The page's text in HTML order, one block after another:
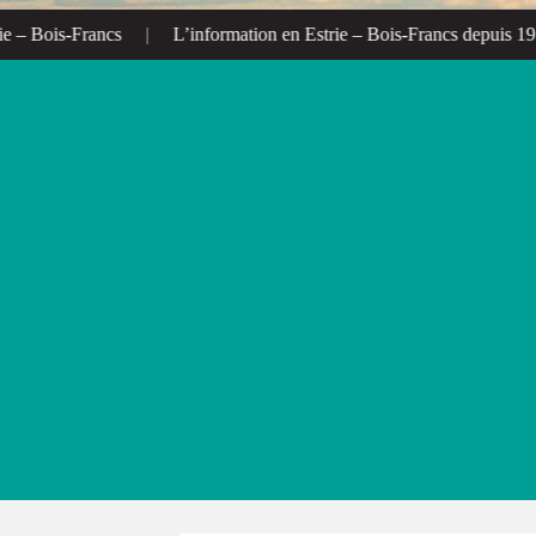
Francs | L’information en Estrie – Bois-Francs depuis 1972